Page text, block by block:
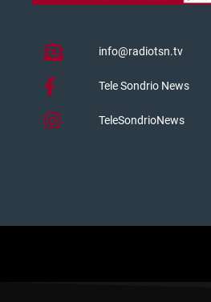
info@radiotsn.tv
Tele Sondrio News
TeleSondrioNews